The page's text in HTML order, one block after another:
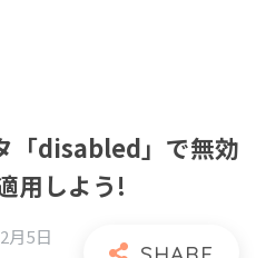
「disabled」で無効
用しよう!
月5日